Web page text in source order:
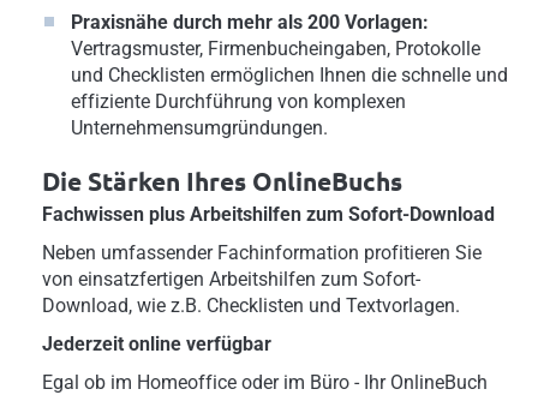
Praxisnähe durch mehr als 200 Vorlagen:
Vertragsmuster, Firmenbucheingaben, Protokolle
und Checklisten ermöglichen Ihnen die schnelle und
effiziente Durchführung von komplexen
Unternehmensumgründungen.
Die Stärken Ihres OnlineBuchs
Fachwissen plus Arbeitshilfen zum Sofort-Download
Neben umfassender Fachinformation profitieren Sie
von einsatzfertigen Arbeitshilfen zum Sofort-
Download, wie z.B. Checklisten und Textvorlagen.
Jederzeit online verfügbar
Egal ob im Homeoffice oder im Büro - Ihr OnlineBuch